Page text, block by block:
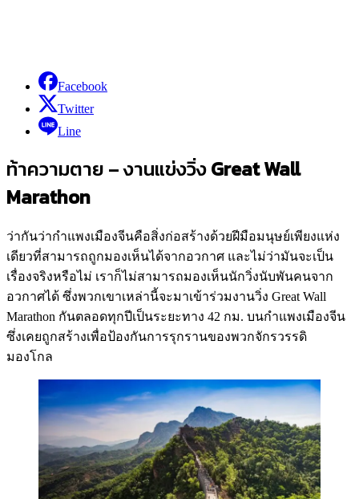
Facebook
Twitter
Line
ท้าความตาย – งานแข่งวิ่งGreat Wall
Marathon
ว่ากันว่ากำแพงเมืองจีนคือสิ่งก่อสร้างด้วยฝีมือมนุษย์เพียงแห่ง
เดียวที่สามารถถูกมองเห็นได้จากอวกาศ และไม่ว่ามันจะเป็น
เรื่องจริงหรือไม่ เราก็ไม่สามารถมองเห็นนักวิ่งนับพันคนจาก
อวกาศได้ ซึ่งพวกเขาเหล่านี้จะมาเข้าร่วมงานวิ่ง Great Wall
Marathon กันตลอดทุกปีเป็นระยะทาง 42 กม. บนกำแพงเมืองจีน
ซึ่งเคยถูกสร้างเพื่อป้องกันการรุกรานของพวกจักรวรรดิ
มองโกล